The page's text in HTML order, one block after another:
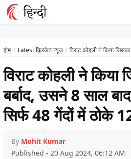
होम Latest क्रिकेट न्यूज विराट कोहली ने किया जिसका करियर
विराट कोहली ने किया
बर्बाद, उसने 8 साल
सिर्फ 48 गेंदों में ठोके
By Mohit Kumar
Published - 20 Aug 2024, 06:12 AM